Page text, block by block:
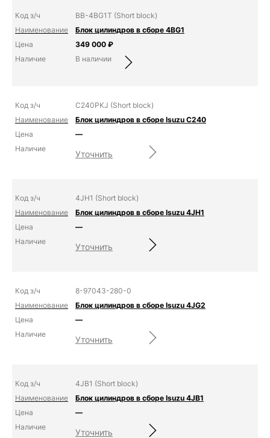
BB-4BG1T (Short block)
Блок цилиндров в сборе 4BG1
349 000 ₽
В наличии
C240PKJ (Short block)
Блок цилиндров в сборе Isuzu C240
—
Уточнить
4JH1 (Short block)
Блок цилиндров в сборе Isuzu 4JH1
—
Уточнить
8-97043-280-0
Блок цилиндров в сборе Isuzu 4JG2
—
Уточнить
4JB1 (Short block)
Блок цилиндров в сборе Isuzu 4JB1
—
Уточнить